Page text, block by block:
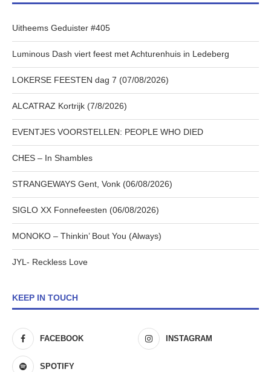
Uitheems Geduister #405
Luminous Dash viert feest met Achturenhuis in Ledeberg
LOKERSE FEESTEN dag 7 (07/08/2026)
ALCATRAZ Kortrijk (7/8/2026)
EVENTJES VOORSTELLEN: PEOPLE WHO DIED
CHES – In Shambles
STRANGEWAYS Gent, Vonk (06/08/2026)
SIGLO XX Fonnefeesten (06/08/2026)
MONOKO – Thinkin’ Bout You (Always)
JYL- Reckless Love
KEEP IN TOUCH
FACEBOOK INSTAGRAM
SPOTIFY